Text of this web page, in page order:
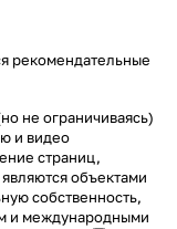
рекомендательные
не ограничиваясь)
и видео
страниц,
объектами
собственность,
и международными